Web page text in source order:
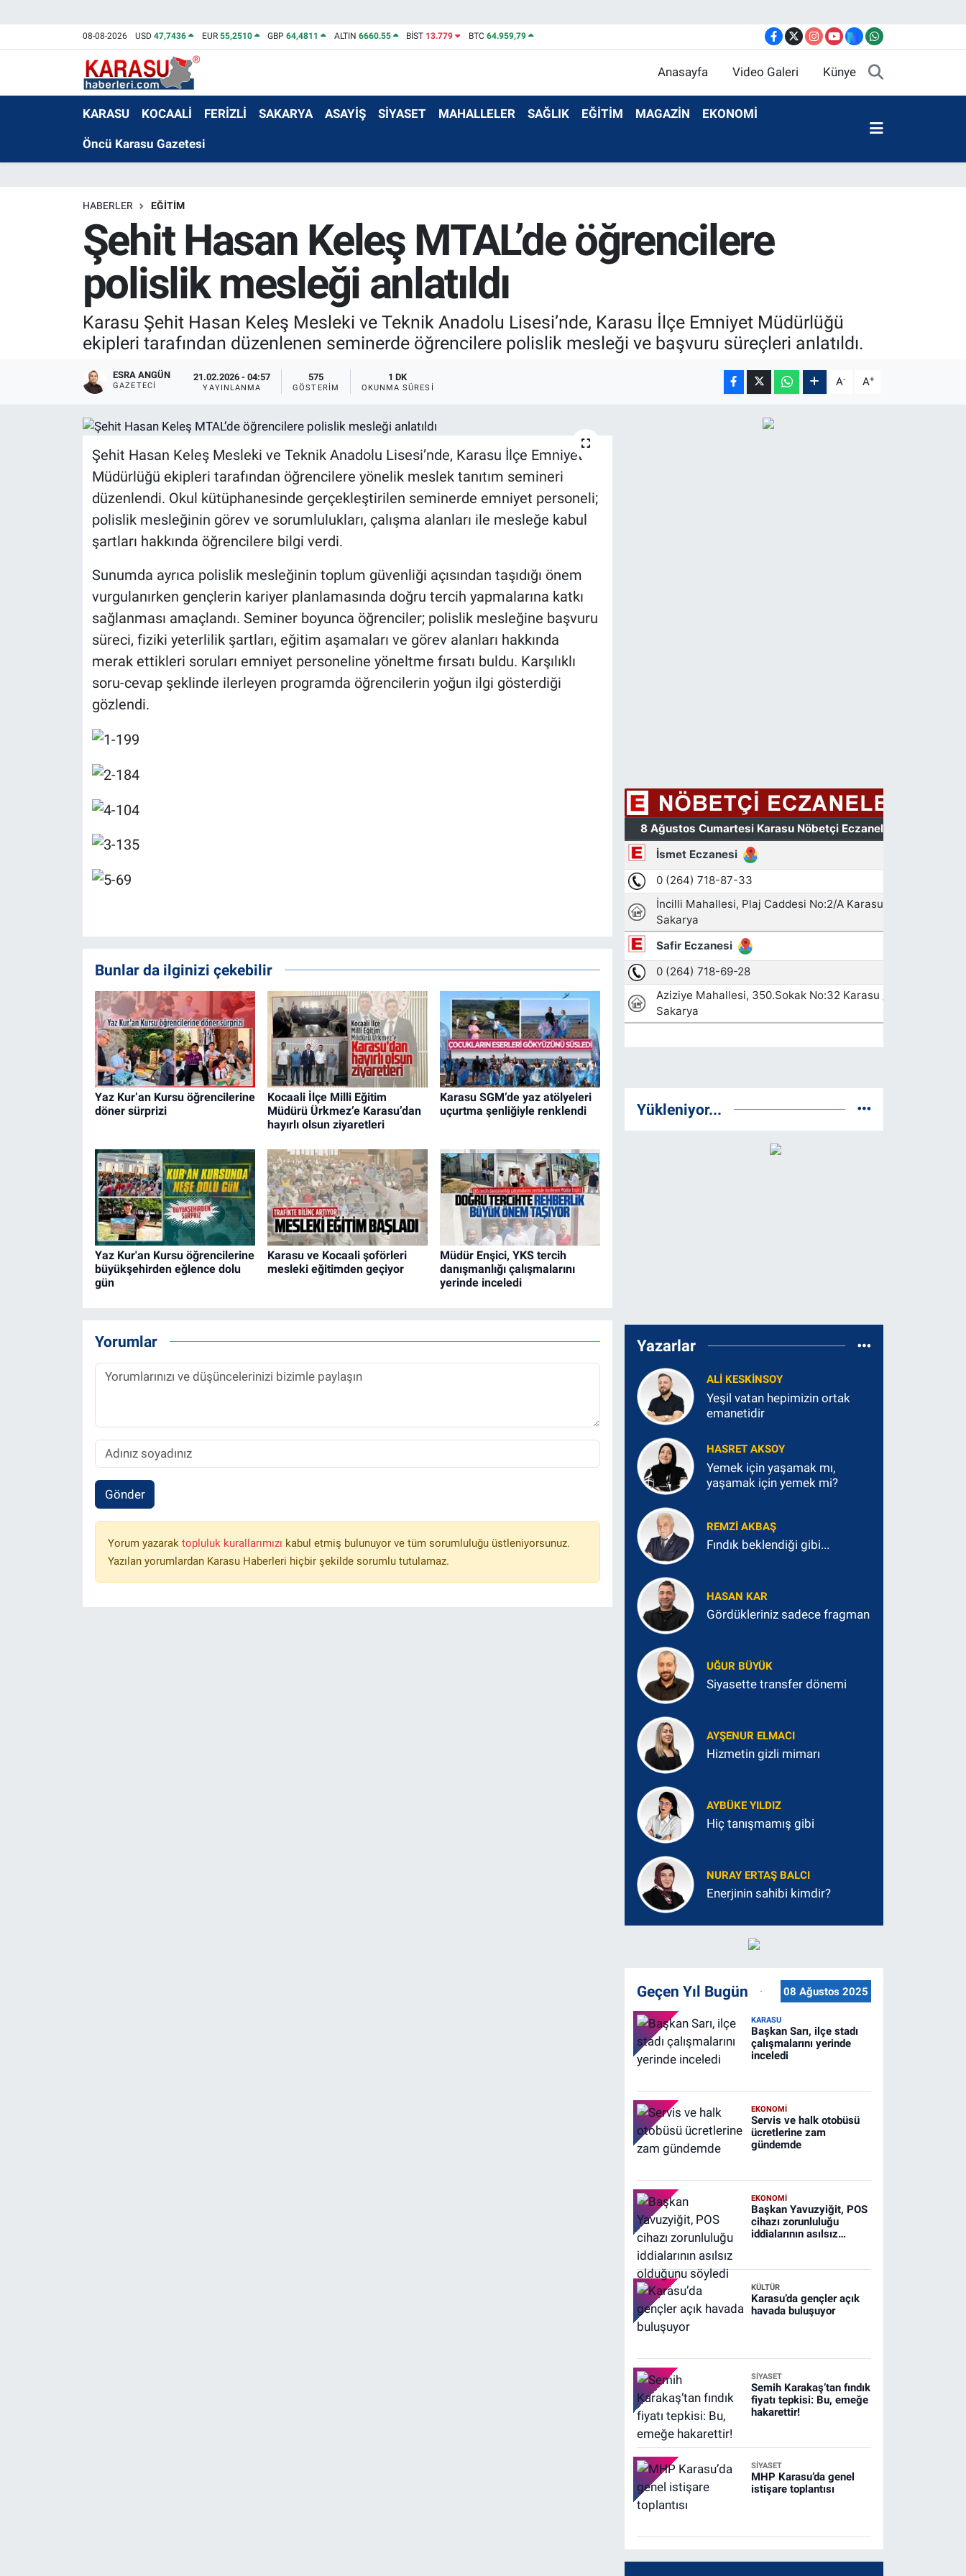
08-08-2026 USD47,7436 EUR 55,2510 GBP64,4811 ALTIN 6660.55 BİST 13.779 BTC 64.959,79
Anasayfa Video Galeri Künye
KARASU KOCAALİ FERİZLİ SAKARYA ASAYİŞ SİYASET MAHALLELER SAĞLIK EĞİTİM MAGAZİN EKONOMİ
Öncü Karasu Gazetesi
HABERLER EĞİTİM
Şehit Hasan Keleş MTAL’de öğrencilere
polislik mesleği anlatıldı
Karasu Şehit Hasan Keleş Mesleki ve Teknik Anadolu Lisesi’nde, Karasu İlçe Emniyet Müdürlüğü
ekipleri tarafından düzenlenen seminerde öğrencilere polislik mesleği ve başvuru süreçleri anlatıldı.
ESRA ANGÜN
GAZETECI
21.02.2026 - 04:57
YAYINLANMA
575
GÖSTERIM
1 DK
OKUNMA SÜRESI A- A+
Şehit Hasan Keleş Mesleki ve Teknik Anadolu Lisesi’nde, Karasu İlçe Emniyet
Müdürlüğü ekipleri tarafından öğrencilere yönelik meslek tanıtım semineri
düzenlendi. Okul kütüphanesinde gerçekleştirilen seminerde emniyet personeli;
polislik mesleğinin görev ve sorumlulukları, çalışma alanları ile mesleğe kabul
şartları hakkında öğrencilere bilgi verdi.
Sunumda ayrıca polislik mesleğinin toplum güvenliği açısından taşıdığı önem
vurgulanırken gençlerin kariyer planlamasında doğru tercih yapmalarına katkı
sağlanması amaçlandı. Seminer boyunca öğrenciler; polislik mesleğine başvuru
süreci, fiziki yeterlilik şartları, eğitim aşamaları ve görev alanları hakkında
merak ettikleri soruları emniyet personeline yöneltme fırsatı buldu. Karşılıklı
soru-cevap şeklinde ilerleyen programda öğrencilerin yoğun ilgi gösterdiği
gözlendi.
Bunlar da ilginizi çekebilir
Yaz Kur’an Kursu öğrencilerine
döner sürprizi
Kocaali İlçe Milli Eğitim
Müdürü Ürkmez’e Karasu’dan
hayırlı olsun ziyaretleri
Karasu SGM’de yaz atölyeleri
uçurtma şenliğiyle renklendi
Yaz Kur'an Kursu öğrencilerine
büyükşehirden eğlence dolu
gün
Karasu ve Kocaali şoförleri
mesleki eğitimden geçiyor
Müdür Enşici, YKS tercih
danışmanlığı çalışmalarını
yerinde inceledi
Yorumlar
Gönder
Yorum yazarak topluluk kurallarımızı kabul etmiş bulunuyor ve tüm sorumluluğu üstleniyorsunuz.
Yazılan yorumlardan Karasu Haberleri hiçbir şekilde sorumlu tutulamaz.
Yükleniyor...
Yazarlar
ALI KESKINSOY
Yeşil vatan hepimizin ortak
emanetidir
HASRET AKSOY
Yemek için yaşamak mı,
yaşamak için yemek mi?
REMZI AKBAŞ
Fındık beklendiği gibi...
HASAN KAR
Gördükleriniz sadece fragman
UĞUR BÜYÜK
Siyasette transfer dönemi
AYŞENUR ELMACI
Hizmetin gizli mimarı
AYBÜKE YILDIZ
Hiç tanışmamış gibi
NURAY ERTAŞ BALCI
Enerjinin sahibi kimdir?
Geçen Yıl Bugün 08 Ağustos 2025
KARASU
Başkan Sarı, ilçe stadı
çalışmalarını yerinde
inceledi
EKONOMİ
Servis ve halk otobüsü
ücretlerine zam
gündemde
EKONOMİ
Başkan Yavuzyiğit, POS
cihazı zorunluluğu
iddialarının asılsız
KÜLTÜR
Karasu’da gençler açık
havada buluşuyor
SİYASET
Semih Karakaş’tan fındık
fiyatı tepkisi: Bu, emeğe
hakarettir!
SİYASET
MHP Karasu’da genel
istişare toplantısı